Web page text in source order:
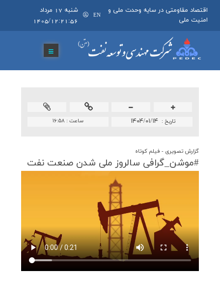
اقتصاد مقاومتی در سایه وحدت ملی و
امنیت ملی
EN
شنبه 17 مرداد
1405/12:21:56
ساعت :۱۶:۵۸ تاريخ : ۱۴۰۴/۰۱/۱۴
گزارش تصويری - فیلم کوتاه
#موشن_گرافی سالروز ملی شدن صنعت نفت